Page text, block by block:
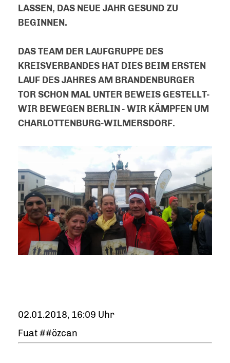
LASSEN, DAS NEUE JAHR GESUND ZU
BEGINNEN.
DAS TEAM DER LAUFGRUPPE DES
KREISVERBANDES HAT DIES BEIM ERSTEN
LAUF DES JAHRES AM BRANDENBURGER
TOR SCHON MAL UNTER BEWEIS GESTELLT-
WIR BEWEGEN BERLIN - WIR KÄMPFEN UM
CHARLOTTENBURG-WILMERSDORF.
02.01.2018, 16:09 Uhr
Fuat ##özcan